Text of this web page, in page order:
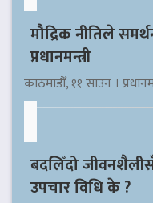
मौद्रिक नीतिले
प्रधानमन्त्री
काठमाडौँ, ११ साउन ।
बदलिँदो
उपचार विधि के ?